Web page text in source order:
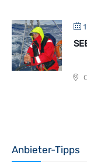
Anbieter-Tipps